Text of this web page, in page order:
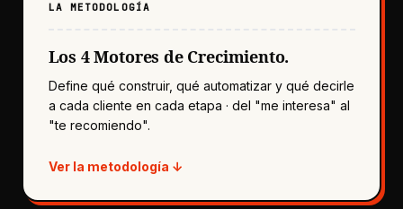
LA METODOLOGÍA
Los 4 Motores de Crecimiento.
Define qué construir, qué automatizar y qué decirle
a cada cliente en cada etapa · del "me interesa" al
"te recomiendo".
Ver la metodología ↓